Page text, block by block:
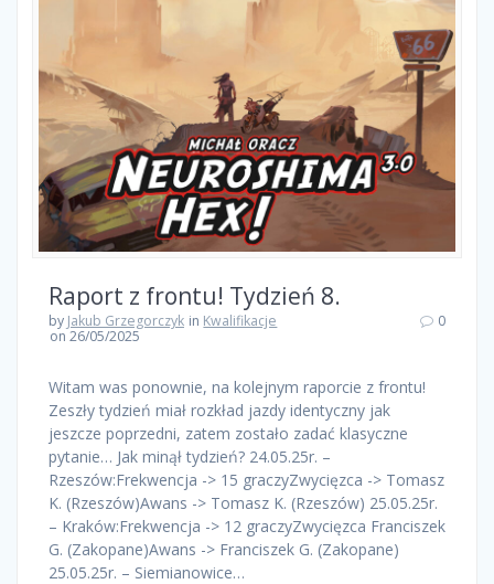
Raport z frontu! Tydzień 8.
by Jakub Grzegorczyk in Kwalifikacje
on 26/05/2025
0
Witam was ponownie, na kolejnym raporcie z frontu!
Zeszły tydzień miał rozkład jazdy identyczny jak
jeszcze poprzedni, zatem zostało zadać klasyczne
pytanie… Jak minął tydzień? 24.05.25r. –
Rzeszów:Frekwencja -> 15 graczyZwycięzca -> Tomasz
K. (Rzeszów)Awans -> Tomasz K. (Rzeszów) 25.05.25r.
– Kraków:Frekwencja -> 12 graczyZwycięzca Franciszek
G. (Zakopane)Awans -> Franciszek G. (Zakopane)
25.05.25r. – Siemianowice…